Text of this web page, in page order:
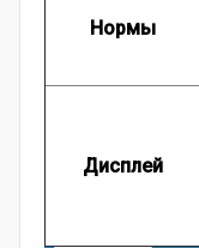
Нормы
Дисплей